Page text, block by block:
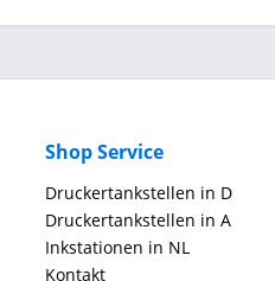
Shop Service
Druckertankstellen in D
Druckertankstellen in A
Inkstationen in NL
Kontakt